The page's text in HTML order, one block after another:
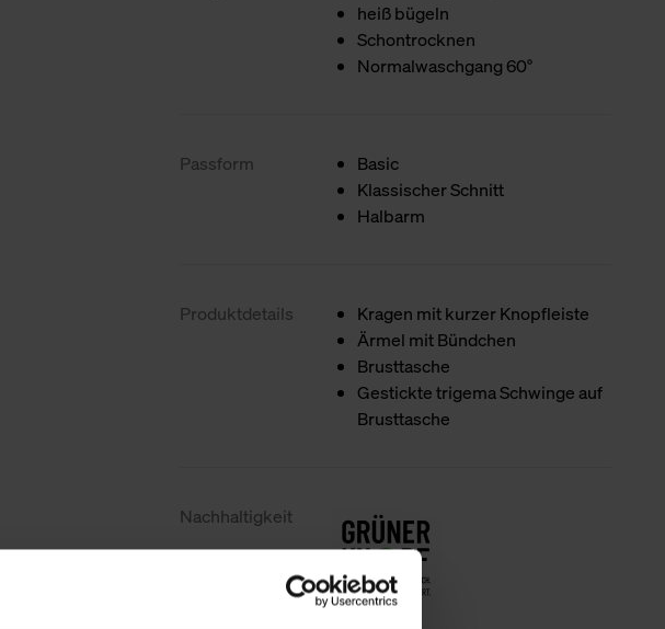
heiß bügeln
Schontrocknen
Normalwaschgang 60°
Passform
Basic
Klassischer Schnitt
Halbarm
Produktdetails
Kragen mit kurzer Knopfleiste
Ärmel mit Bündchen
Brusttasche
Gestickte trigema Schwinge auf
Brusttasche
Nachhaltigkeit